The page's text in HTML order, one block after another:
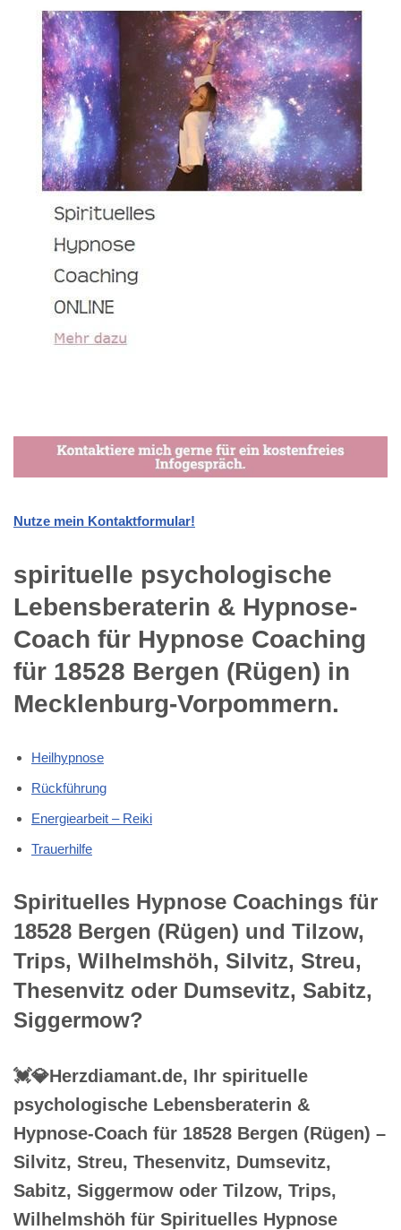
Nutze mein Kontaktformular!
spirituelle psychologische
Lebensberaterin & Hypnose-
Coach für Hypnose Coaching
für 18528 Bergen (Rügen) in
Mecklenburg-Vorpommern.
Heilhypnose
Rückführung
Energiearbeit – Reiki
Trauerhilfe
Spirituelles Hypnose Coachings für
18528 Bergen (Rügen) und Tilzow,
Trips, Wilhelmshöh, Silvitz, Streu,
Thesenvitz oder Dumsevitz, Sabitz,
Siggermow?
💓️💎Herzdiamant.de, Ihr spirituelle
psychologische Lebensberaterin &
Hypnose-Coach für 18528 Bergen (Rügen) –
Silvitz, Streu, Thesenvitz, Dumsevitz,
Sabitz, Siggermow oder Tilzow, Trips,
Wilhelmshöh für Spirituelles Hypnose